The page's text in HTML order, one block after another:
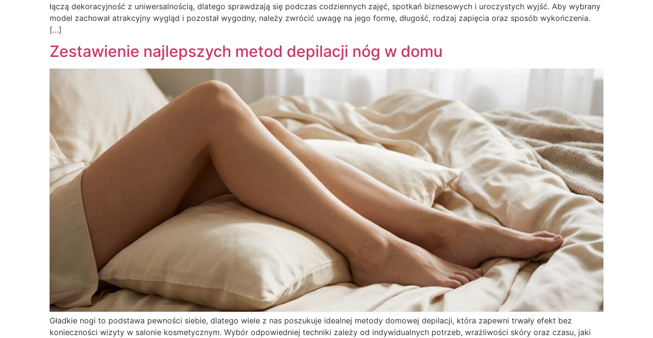
łączą dekoracyjność z uniwersalnością, dlatego sprawdzają się podczas codziennych zajęć, spotkań biznesowych i uroczystych wyjść. Aby wybrany
model zachował atrakcyjny wygląd i pozostał wygodny, należy zwrócić uwagę na jego formę, długość, rodzaj zapięcia oraz sposób wykończenia.
[…]
Zestawienie najlepszych metod depilacji nóg w domu
Gładkie nogi to podstawa pewności siebie, dlatego wiele z nas poszukuje idealnej metody domowej depilacji, która zapewni trwały efekt bez
konieczności wizyty w salonie kosmetycznym. Wybór odpowiedniej techniki zależy od indywidualnych potrzeb, wrażliwości skóry oraz czasu, jaki